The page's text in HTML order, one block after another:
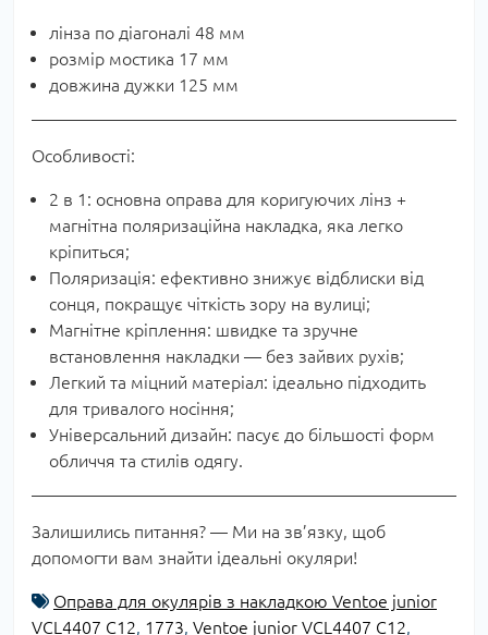
лінза по діагоналі 48 мм
розмір мостика 17 мм
довжина дужки 125 мм
Особливості:
2 в 1: основна оправа для коригуючих лінз +
магнітна поляризаційна накладка, яка легко
кріпиться;
Поляризація: ефективно знижує відблиски від
сонця, покращує чіткість зору на вулиці;
Магнітне кріплення: швидке та зручне
встановлення накладки — без зайвих рухів;
Легкий та міцний матеріал: ідеально підходить
для тривалого носіння;
Універсальний дизайн: пасує до більшості форм
обличчя та стилів одягу.
Залишились питання? — Ми на зв’язку, щоб
допомогти вам знайти ідеальні окуляри!
Оправа для окулярів з накладкою Ventoe junior
VCL4407 C12 1773 Ventoe junior VCL4407 C12